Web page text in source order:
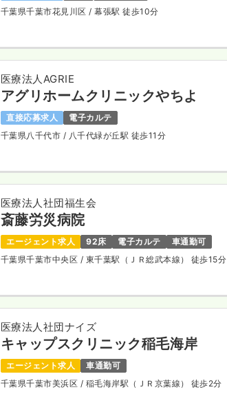
千葉県千葉市花見川区/ 幕張駅 徒歩10分
医療法人AGRIE
アグリホームクリニックやちよ
直接応募求人
電子カルテ
千葉県八千代市 / 八千代緑が丘駅 徒歩11分
医療法人社団福生会
斎藤労災病院
エージェント求人 92床 電子カルテ
車通勤可
千葉県千葉市中央区 / 東千葉駅（ＪＲ総武本線） 徒歩15分
医療法人社団ナイズ
キャップスクリニック稲毛海岸
エージェント求人
車通勤可
千葉県千葉市美浜区 / 稲毛海岸駅（ＪＲ京葉線） 徒歩2分